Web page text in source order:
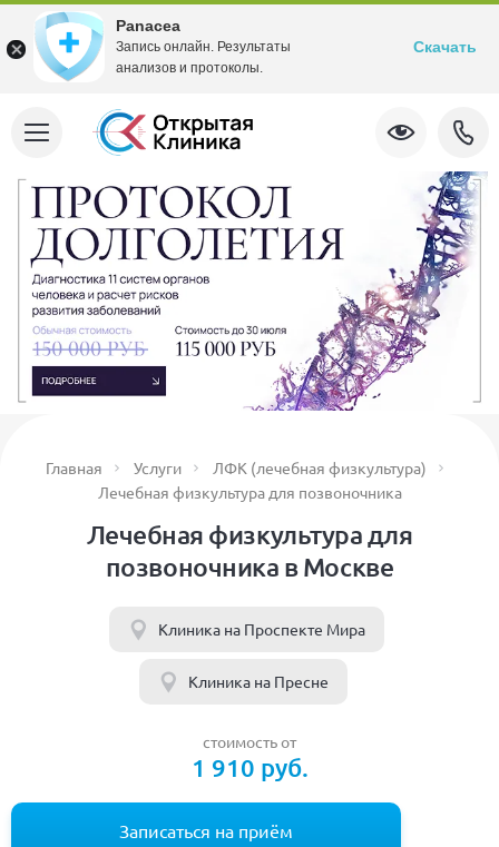
Главная Услуги
ЛФК (лечебная физкультура)
Лечебная физкультура для позвоночника
Лечебная физкультура для
позвоночника в Москве
Клиника на Проспекте Мира
Клиника на Пресне
стоимость от
1 910 руб.
Записаться на приём
Panacea
Запись онлайн. Результаты
анализов и протоколы.
Скачать